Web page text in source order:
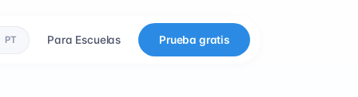
PT Para Escuelas Prueba gratis